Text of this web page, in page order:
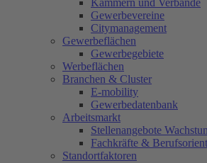
Kammern und Verbände
Gewerbevereine
Citymanagement
Gewerbeflächen
Gewerbegebiete
Werbeflächen
Branchen & Cluster
E-mobility
Gewerbedatenbank
Arbeitsmarkt
Stellenangebote
Fachkräfte &
Standortfaktoren